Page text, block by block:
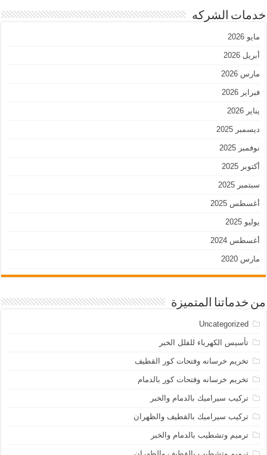
خدمات الشركه
مايو 2026
أبريل 2026
مارس 2026
فبراير 2026
يناير 2026
ديسمبر 2025
نوفمبر 2025
أكتوبر 2025
سبتمبر 2025
أغسطس 2025
يوليو 2025
أغسطس 2024
مارس 2020
من خدماتنا المتميزة
Uncategorized
تأسيس الكهرباء للفلل الخبر
تخريم خرسانه وفتحات كور القطيف
تخريم خرسانه وفتحات كور بالدمام
تركيب سيراميك بالدمام والخبر
تركيب سيراميك بالقطيف والظهران
ترميم وتشطيب بالدمام والخبر